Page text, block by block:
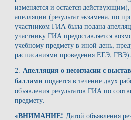
изменяется и остается
апелляции (результат экзамена, по
участником ГИА была подана
участнику ГИА предоставляется
учебному предмету в иной день,
расписаниями проведения ЕГЭ, ГВЭ).
2. Апелляция о несогласии с
баллами подается в течение двух
объявления результатов ГИА по
предмету.
«ВНИМАНИЕ! Датой объявления